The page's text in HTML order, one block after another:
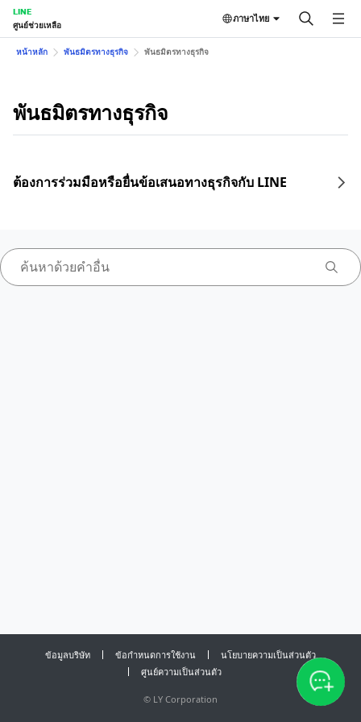
LINE
ศูนย์ช่วยเหลือ
ภาษาไทย
หน้าหลัก พันธมิตรทางธุรกิจ พันธมิตรทางธุรกิจ
พันธมิตรทางธุรกิจ
ต้องการร่วมมือหรือยื่นข้อเสนอทางธุรกิจกับ LINE
ข้อมูลบริษัท ข้อกำหนดการใช้งาน
นโยบายความเป็นส่วนตัว
ศูนย์ความเป็นส่วนตัว
© LY Corporation